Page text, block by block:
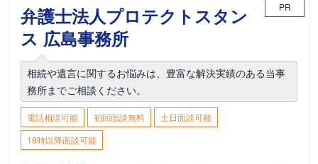
弁護士法人プロテクトスタン
ス 広島事務所
PR
相続や遺言に関するお悩みは、豊富な解決実績のある当事
務所までご相談ください。
電話相談可能 初回面談無料
土日面談可能
18時以降面談可能